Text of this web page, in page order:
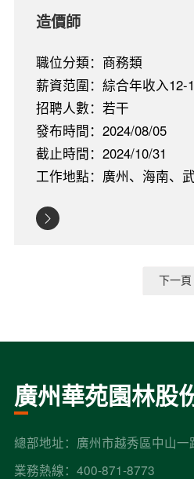
造價師
職位分類：商務類
薪資范圍：綜合年收入12-
招聘人數：若干
發布時間：2024/08/05
截止時間：2024/10/31
工作地點：廣州、海南、
下一頁
廣州華苑園林股
總部地址：廣州市越秀區中山一
業務熱線：400-871-8773